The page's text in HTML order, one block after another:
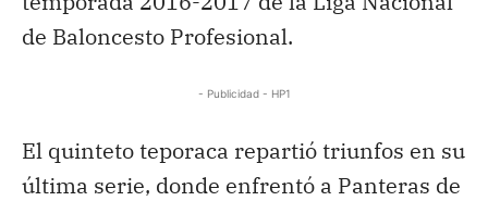
de Baloncesto Profesional.
- Publicidad - HP1
El quinteto teporaca repartió triunfos en su
última serie, donde enfrentó a Panteras de